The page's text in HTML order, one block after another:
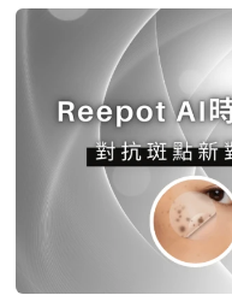
的特點是透過穩定擴散來刺激
改善膚況的人。Q2：可以和電
療程搭配使用，建議間隔約兩
波、音波術後可加速肌膚修復
Profhilo療程。施打前請務必
菲洛每年需要打幾次？ 一個完
個月，第三次則可在四到六個
加強療程，以延續效果。Q4
在頸部與手背同樣有良好表現
程。Q5：是否適合所有膚質？
對玻尿酸過敏者不建議施打。
做？Profhilo適合有初期老化
就可以評估施作。特別推薦給
感的人。Q7：施打Profhilo會
程簡單快速，使用極細針在臉
有暫時性紅腫或小腫塊，通常
Q8：Profhilo成分天然嗎？會
法：抗痘金大PK過去我們面對
終極解方。然而，隨著光電科
破壞皮脂腺」的新紀元。目前
AviClear 戰痘雷射與 CAPRI
油，但在波長與作用機制上卻
統的口服A酸又有什麼不同？
雷射 vs. CAPRI 藍雷射這兩款
致，但「作戰策略」卻截然不
注皮脂腺的「源頭阻斷」作用
「油脂專一性」，能穿透皮膚
心強項：直接從源頭切斷出油
與控油效果，非常適合追求長
藍雷射（1450nm + 450nm）
合 1450nm 的熱能來縮減皮
滅表皮的痤瘡桿菌（殺菌）。
炎、紅腫的痘痘，具有極佳的
積發炎的患者。3. 傳統終極
於全身性的系統性治療。它能
原因造成的，通常是以下幾個
東油田的擴建工程毛孔是皮脂
達，或是受到氣溫升高、荷爾
大增時，通道就會被迫「擴建
通道堵塞引發的連鎖反應健康
常，這些廢棄角質就會和皮脂
孔開口。久而久之，毛孔就像
毛孔】：膠原蛋白流失的初老
就像是撐起毛孔的堅固地基。
化」，地基流失、失去支撐力
4. 【缺水型毛孔】：肌膚乾旱
層極度缺水時，毛孔周圍的表
無法飽滿排列。在細胞與細胞
明顯。5. 【疤痕型毛孔】：手
疤」的範疇。過去長了嚴重的
真皮層組織嚴重受損。在傷口
可逆的凹洞。6. 【蟎蟲型毛孔